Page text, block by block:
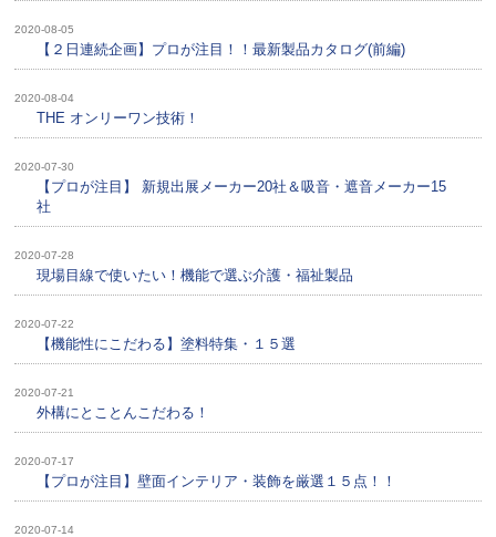
2020-08-05
【２日連続企画】プロが注目！！最新製品カタログ(前編)
2020-08-04
THE オンリーワン技術！
2020-07-30
【プロが注目】 新規出展メーカー20社＆吸音・遮音メーカー15
社
2020-07-28
現場目線で使いたい！機能で選ぶ介護・福祉製品
2020-07-22
【機能性にこだわる】塗料特集・１５選
2020-07-21
外構にとことんこだわる！
2020-07-17
【プロが注目】壁面インテリア・装飾を厳選１５点！！
2020-07-14